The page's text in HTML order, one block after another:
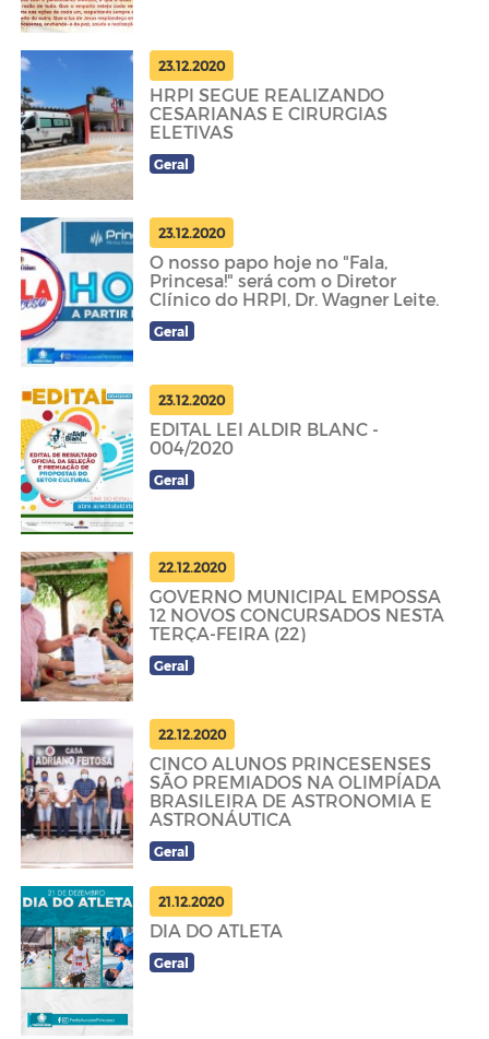
23.12.2020
HRPI SEGUE REALIZANDO
CESARIANAS E CIRURGIAS
ELETIVAS
Geral
23.12.2020
O nosso papo hoje no "Fala,
Princesa!" será com o Diretor
Clínico do HRPI, Dr. Wagner Leite.
Geral
23.12.2020
EDITAL LEI ALDIR BLANC -
004/2020
Geral
22.12.2020
GOVERNO MUNICIPAL EMPOSSA
12 NOVOS CONCURSADOS NESTA
TERÇA-FEIRA (22)
Geral
22.12.2020
CINCO ALUNOS PRINCESENSES
SÃO PREMIADOS NA OLIMPÍADA
BRASILEIRA DE ASTRONOMIA E
ASTRONÁUTICA
Geral
21.12.2020
DIA DO ATLETA
Geral